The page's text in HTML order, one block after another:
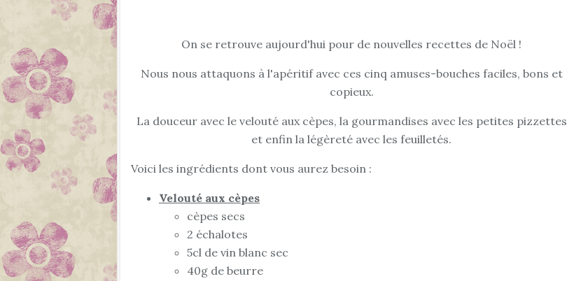
On se retrouve aujourd'hui pour de nouvelles recettes de Noël !
Nous nous attaquons à l'apéritif avec ces cinq amuses-bouches faciles, bons et
copieux.
La douceur avec le velouté aux cèpes, la gourmandises avec les petites pizzettes
et enfin la légèreté avec les feuilletés.
Voici les ingrédients dont vous aurez besoin :
Velouté aux cèpes
cèpes secs
2 échalotes
5cl de vin blanc sec
40g de beurre